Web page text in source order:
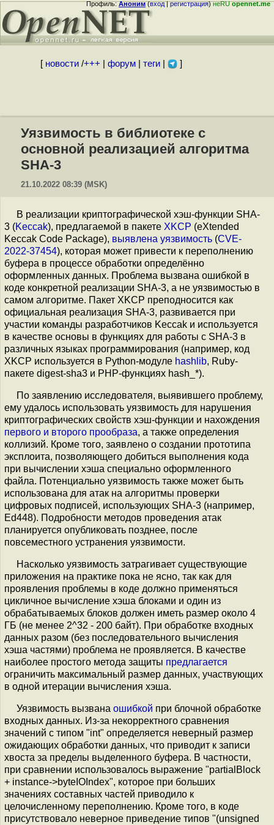
Профиль:Аноним(вход|регистрация)неRUopennet.me
[ новости/+++ форум| теги| ]
Уязвимость в библиотеке с
основной реализацией алгоритма
SHA-3
21.10.2022 08:39 (MSK)
В реализации криптографической хэш-функции SHA-
3 (Keccak), предлагаемой в пакете XKCP (eXtended
Keccak Code Package), выявлена уязвимость (CVE-
2022-37454), которая может привести к переполнению
буфера в процессе обработки определённо
оформленных данных. Проблема вызвана ошибкой в
коде конкретной реализации SHA-3, а не уязвимостью в
самом алгоритме. Пакет XKCP преподносится как
официальная реализация SHA-3, развивается при
участии команды разработчиков Keccak и используется
в качестве основы в функциях для работы с SHA-3 в
различных языках программирования (например, код
XKCP используется в Python-модуле hashlib, Ruby-
пакете digest-sha3 и PHP-функциях hash_*).
По заявлению исследователя, выявившего проблему,
ему удалось использовать уязвимость для нарушения
криптографических свойств хэш-функции и нахождения
первого и второго прообраза, а также определения
коллизий. Кроме того, заявлено о создании прототипа
эксплоита, позволяющего добиться выполнения кода
при вычислении хэша специально оформленного
файла. Потенциально уязвимость также может быть
использована для атак на алгоритмы проверки
цифровых подписей, использующих SHA-3 (например,
Ed448). Подробности методов проведения атак
планируется опубликовать позднее, после
повсеместного устранения уязвимости.
Насколько уязвимость затрагивает существующие
приложения на практике пока не ясно, так как для
проявления проблемы в коде должно применяться
цикличное вычисление хэша блоками и один из
обрабатываемых блоков должен иметь размер около 4
ГБ (не менее 2^32 - 200 байт). При обработке входных
данных разом (без последовательного вычисления
хэша частями) проблема не проявляется. В качестве
наиболее простого метода защиты предлагается
ограничить максимальный размер данных, участвующих
в одной итерации вычисления хэша.
Уязвимость вызвана ошибкой при блочной обработке
входных данных. Из-за некорректного сравнения
значений с типом "int" определяется неверный размер
ожидающих обработки данных, что приводит к записи
хвоста за пределы выделенного буфера. В частности,
при сравнении использовалось выражение "partialBlock
+ instance->byteIOIndex", которое при больших
значениях составных частей приводило к
целочисленному переполнению. Кроме того, в коде
присутствовало неверное приведение типов "(unsigned